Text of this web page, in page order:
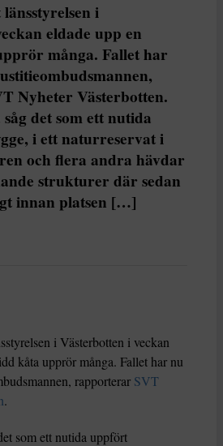
i
eldade upp en
många. Fallet har
Nyheter Västerbotten.
det som ett nutida
i ett naturreservat i
och flera andra hävdar
strukturer där sedan
innan platsen […]
i Västerbotten i veckan
kåta upprör många. Fallet har nu
rapporterar SVT
.
som ett nutida uppfört